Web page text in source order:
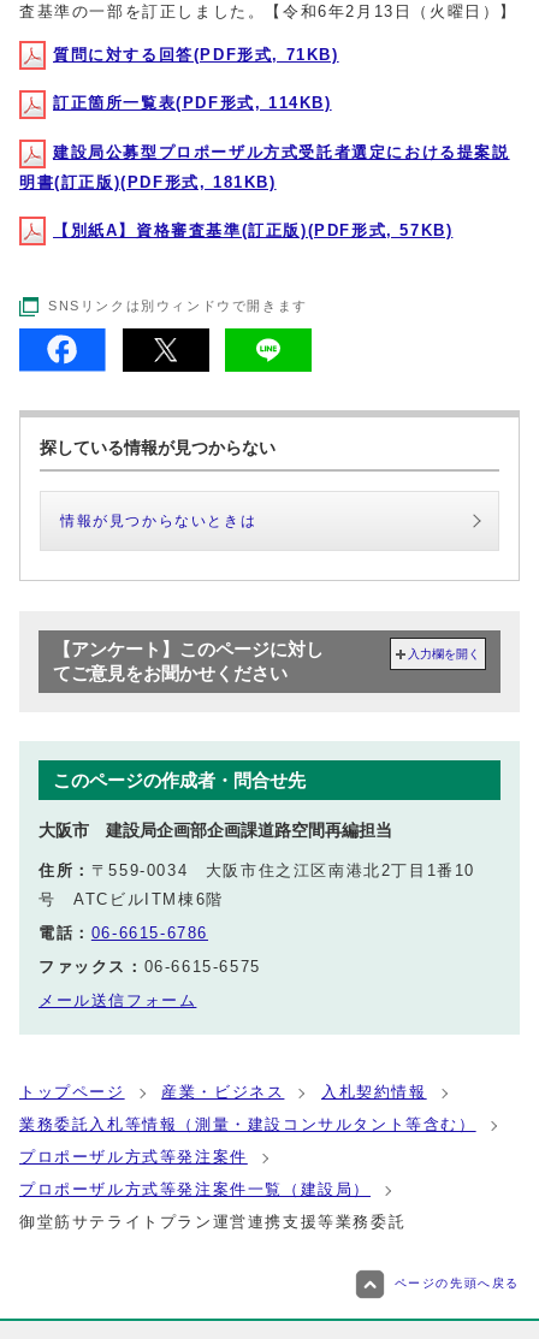
査基準の一部を訂正しました。【令和6年2月13日（火曜日）】
質問に対する回答(PDF形式, 71KB)
訂正箇所一覧表(PDF形式, 114KB)
建設局公募型プロポーザル方式受託者選定における提案説
明書(訂正版)(PDF形式, 181KB)
【別紙A】資格審査基準(訂正版)(PDF形式, 57KB)
SNSリンクは別ウィンドウで開きます
探している情報が見つからない
情報が見つからないときは
【アンケート】このページに対し
てご意見をお聞かせください
入力欄を開く
このページの作成者・問合せ先
大阪市 建設局企画部企画課道路空間再編担当
住所： 〒559-0034 大阪市住之江区南港北2丁目1番10
号 ATCビルITM棟6階
電話： 06-6615-6786
ファックス： 06-6615-6575
メール送信フォーム
トップページ 産業・ビジネス
入札契約情報
業務委託入札等情報（測量・建設コンサルタント等含む）
プロポーザル方式等発注案件
プロポーザル方式等発注案件一覧（建設局）
御堂筋サテライトプラン運営連携支援等業務委託
ページの先頭へ戻る